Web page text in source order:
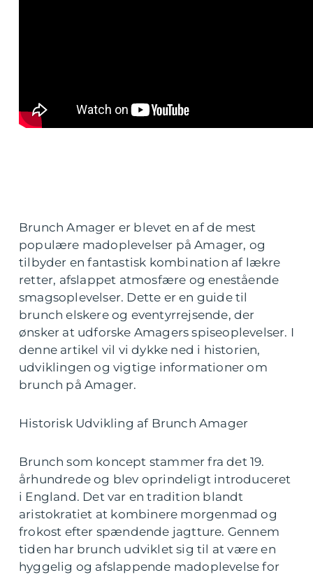
Brunch Amager er blevet en af de mest
populære madoplevelser på Amager, og
tilbyder en fantastisk kombination af lækre
retter, afslappet atmosfære og enestående
smagsoplevelser. Dette er en guide til
brunch elskere og eventyrrejsende, der
ønsker at udforske Amagers spiseoplevelser. I
denne artikel vil vi dykke ned i historien,
udviklingen og vigtige informationer om
brunch på Amager.
Historisk Udvikling af Brunch Amager
Brunch som koncept stammer fra det 19.
århundrede og blev oprindeligt introduceret
i England. Det var en tradition blandt
aristokratiet at kombinere morgenmad og
frokost efter spændende jagtture. Gennem
tiden har brunch udviklet sig til at være en
hyggelig og afslappende madoplevelse for